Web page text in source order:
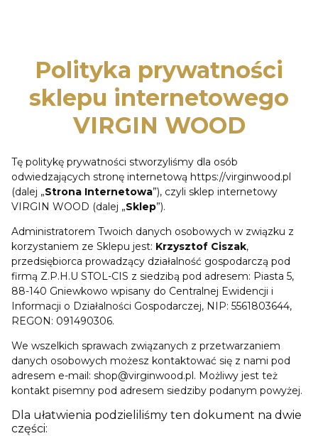
Polityka prywatności
sklepu internetowego
VIRGIN WOOD
Tę politykę prywatności stworzyliśmy dla osób
odwiedzających stronę internetową https://virginwood.pl
(dalej „Strona Internetowa”), czyli sklep internetowy
VIRGIN WOOD (dalej „Sklep”).
Administratorem Twoich danych osobowych w związku z
korzystaniem ze Sklepu jest: Krzysztof Ciszak,
przedsiębiorca prowadzący działalność gospodarczą pod
firmą Z.P.H.U STOL-CIS z siedzibą pod adresem: Piasta 5,
88-140 Gniewkowo wpisany do Centralnej Ewidencji i
Informacji o Działalności Gospodarczej, NIP: 5561803644,
REGON: 091490306.
We wszelkich sprawach związanych z przetwarzaniem
danych osobowych możesz kontaktować się z nami pod
adresem e-mail: shop@virginwood.pl. Możliwy jest też
kontakt pisemny pod adresem siedziby podanym powyżej.
Dla ułatwienia podzieliliśmy ten dokument na dwie
części: